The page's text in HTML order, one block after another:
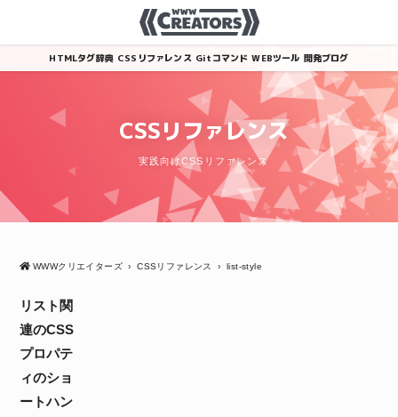
HTMLタグ辞典 CSSリファレンス Gitコマンド WEBツール 開発ブログ
CSSリファレンス
実践向けCSSリファレンス
WWWクリエイターズ › CSSリファレンス › list-style
リスト関
連のCSS
プロパテ
ィのショ
ートハン